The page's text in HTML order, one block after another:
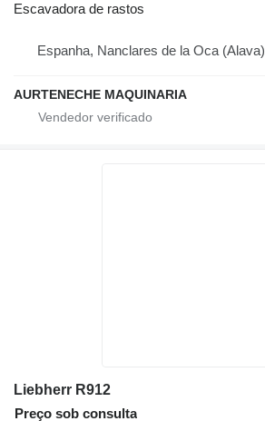
Escavadora de rastos
Espanha, Nanclares de la Oca (Alava)
AURTENECHE MAQUINARIA
Liebherr R912
Preço sob consulta